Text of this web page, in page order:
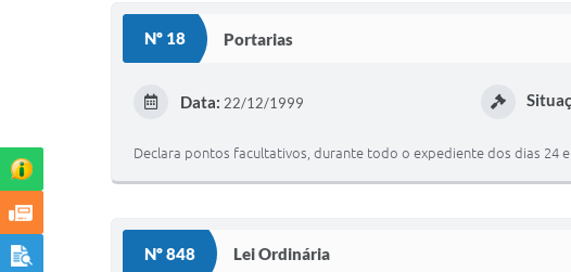
Nº 18 Portarias
Data: 22/12/1999
Declara pontos facultativos, durante todo o expediente dos dias 24
Nº 848 Lei Ordinária